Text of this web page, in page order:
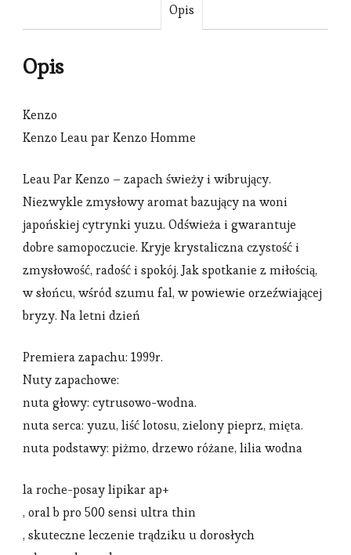
Opis
Opis
Kenzo
Kenzo Leau par Kenzo Homme
Leau Par Kenzo – zapach świeży i wibrujący.
Niezwykle zmysłowy aromat bazujący na woni
japońskiej cytrynki yuzu. Odświeża i gwarantuje
dobre samopoczucie. Kryje krystaliczna czystość i
zmysłowość, radość i spokój. Jak spotkanie z miłością,
w słońcu, wśród szumu fal, w powiewie orzeźwiającej
bryzy. Na letni dzień
Premiera zapachu: 1999r.
Nuty zapachowe:
nuta głowy: cytrusowo-wodna.
nuta serca: yuzu, liść lotosu, zielony pieprz, mięta.
nuta podstawy: piżmo, drzewo różane, lilia wodna
la roche-posay lipikar ap+
, oral b pro 500 sensi ultra thin
, skuteczne leczenie trądziku u dorosłych